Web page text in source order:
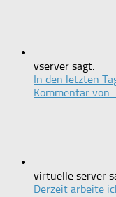
vserver sagt:
In den letzten
Kommentar von...
virtuelle server
Derzeit arbeite